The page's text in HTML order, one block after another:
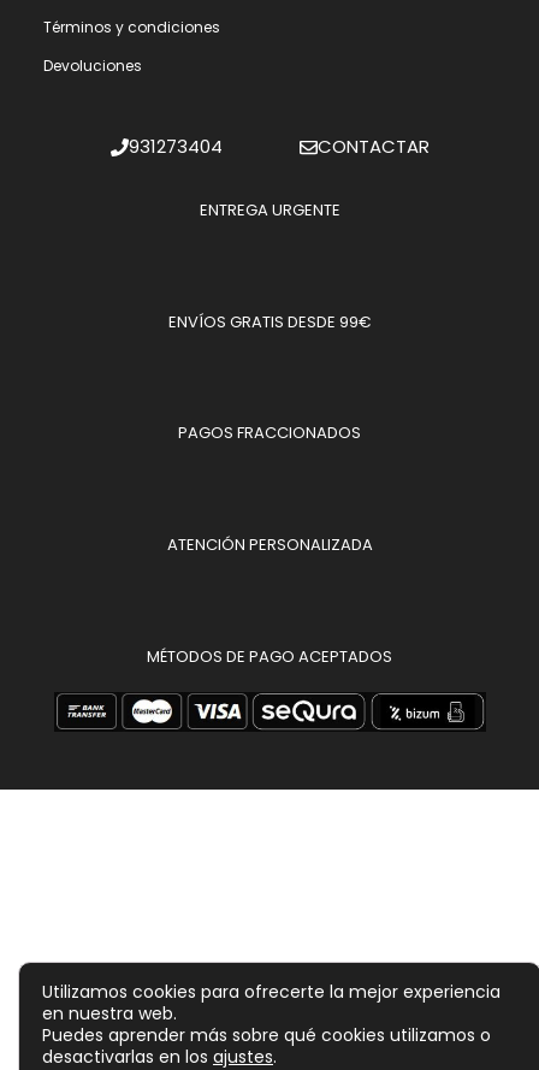
Términos y condiciones
Devoluciones
931273404 CONTACTAR
ENTREGA URGENTE
ENVÍOS GRATIS DESDE 99€
PAGOS FRACCIONADOS
ATENCIÓN PERSONALIZADA
MÉTODOS DE PAGO ACEPTADOS
Utilizamos cookies para ofrecerte la mejor experiencia
en nuestra web.
Puedes aprender más sobre qué cookies utilizamos o
desactivarlas en los ajustes.